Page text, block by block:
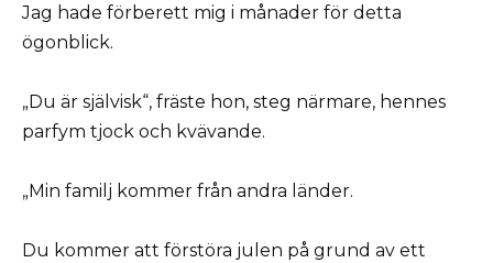
Jag hade förberett mig i månader för detta
ögonblick.
„Du är självisk“, fräste hon, steg närmare, hennes
parfym tjock och kvävande.
„Min familj kommer från andra länder.
Du kommer att förstöra julen på grund av ett